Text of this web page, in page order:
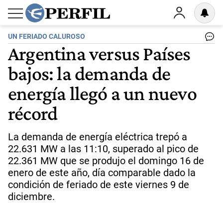
UN FERIADO CALUROSO
Argentina versus Países
bajos: la demanda de
energía llegó a un nuevo
récord
La demanda de energía eléctrica trepó a
22.631 MW a las 11:10, superado al pico de
22.361 MW que se produjo el domingo 16 de
enero de este año, día comparable dado la
condición de feriado de este viernes 9 de
diciembre.